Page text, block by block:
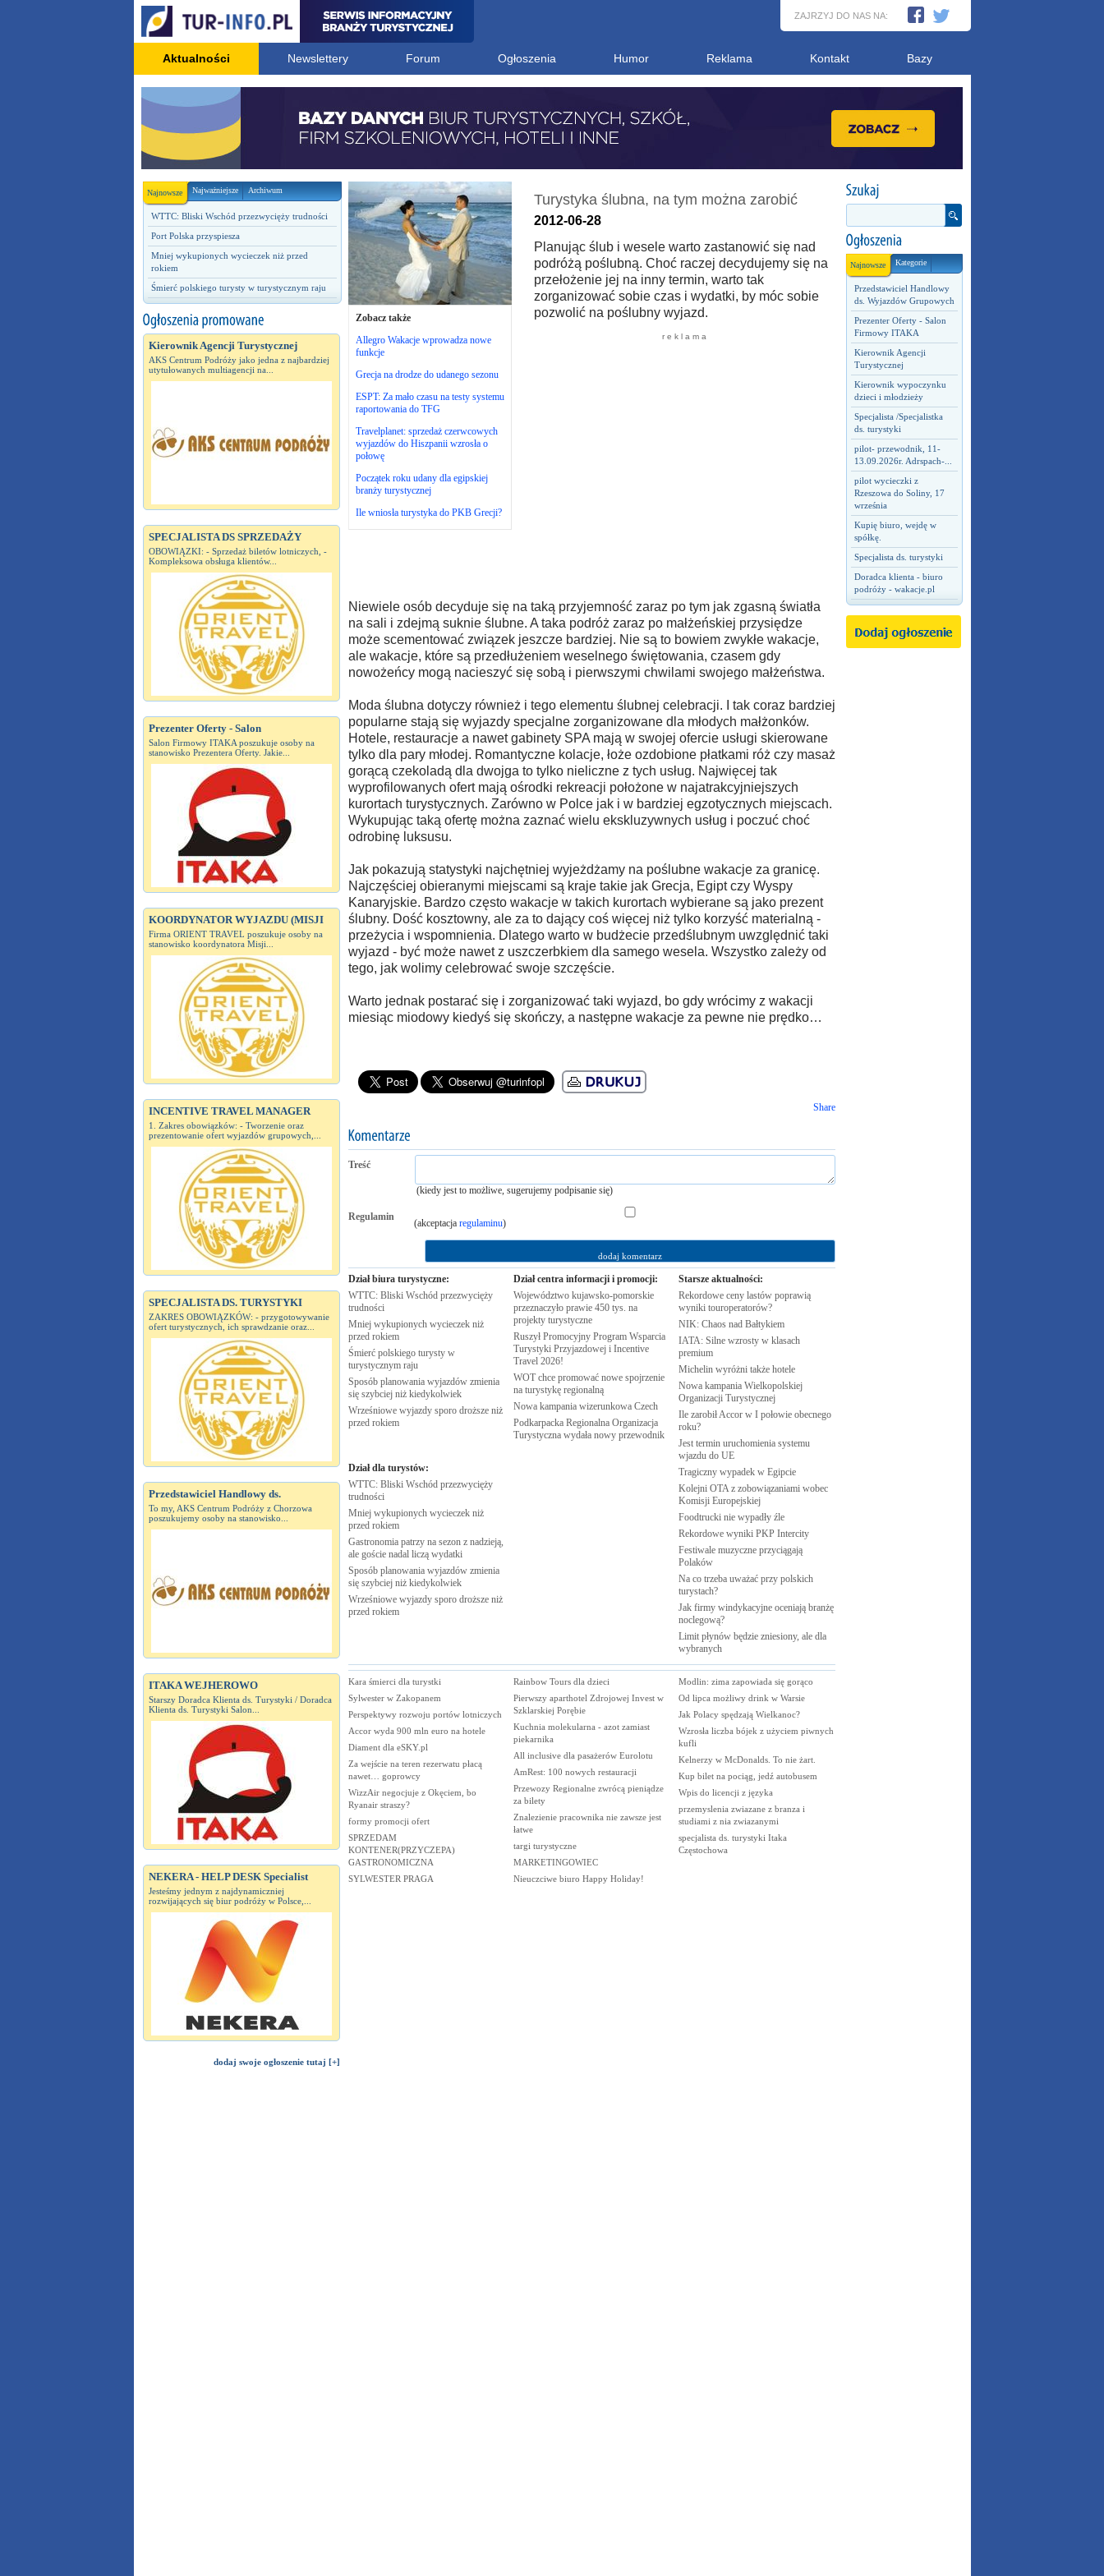
ZAJRZYJ DO NAS NA:
Aktualności Newslettery Forum Ogłoszenia Humor Reklama Kontakt Bazy
Najnowsze Najważniejsze Archiwum
WTTC: Bliski Wschód przezwycięży trudności
Port Polska przyspiesza
Mniej wykupionych wycieczek niż przed
rokiem
Śmierć polskiego turysty w turystycznym raju
Kierownik Agencji Turystycznej
AKS Centrum Podróży jako jedna z najbardziej
utytułowanych multiagencji na...
SPECJALISTA DS SPRZEDAŻY
OBOWIĄZKI: - Sprzedaż biletów lotniczych, -
Kompleksowa obsługa klientów...
Prezenter Oferty - Salon
Salon Firmowy ITAKA poszukuje osoby na
stanowisko Prezentera Oferty. Jakie...
KOORDYNATOR WYJAZDU (MISJI
Firma ORIENT TRAVEL poszukuje osoby na
stanowisko koordynatora Misji...
INCENTIVE TRAVEL MANAGER
1. Zakres obowiązków: - Tworzenie oraz
prezentowanie ofert wyjazdów grupowych,...
SPECJALISTA DS. TURYSTYKI
ZAKRES OBOWIĄZKÓW: - przygotowywanie
ofert turystycznych, ich sprawdzanie oraz...
Przedstawiciel Handlowy ds.
To my, AKS Centrum Podróży z Chorzowa
poszukujemy osoby na stanowisko...
ITAKA WEJHEROWO
Starszy Doradca Klienta ds. Turystyki / Doradca
Klienta ds. Turystyki Salon...
NEKERA - HELP DESK Specialist
Jesteśmy jednym z najdynamiczniej
rozwijających się biur podróży w Polsce,...
dodaj swoje ogłoszenie tutaj [+]
Najnowsze Kategorie
Przedstawiciel Handlowy
ds. Wyjazdów Grupowych
Prezenter Oferty - Salon
Firmowy ITAKA
Kierownik Agencji
Turystycznej
Kierownik wypoczynku
dzieci i młodzieży
Specjalista /Specjalistka
ds. turystyki
pilot- przewodnik, 11-
13.09.2026r. Adrspach-...
pilot wycieczki z
Rzeszowa do Soliny, 17
września
Kupię biuro, wejdę w
spółkę.
Specjalista ds. turystyki
Doradca klienta - biuro
podróży - wakacje.pl
Zobacz także
Allegro Wakacje wprowadza nowe
funkcje
Grecja na drodze do udanego sezonu
ESPT: Za mało czasu na testy systemu
raportowania do TFG
Travelplanet: sprzedaż czerwcowych
wyjazdów do Hiszpanii wzrosła o
połowę
Początek roku udany dla egipskiej
branży turystycznej
Ile wniosła turystyka do PKB Grecji?
Turystyka ślubna, na tym można zarobić
2012-06-28
Planując ślub i wesele warto zastanowić się nad
podróżą poślubną. Choć raczej decydujemy się na
przełożenie jej na inny termin, warto tak
zorganizować sobie czas i wydatki, by móc sobie
pozwolić na poślubny wyjazd.
r e k l a m a
Niewiele osób decyduje się na taką przyjemność zaraz po tym jak zgasną światła
na sali i zdejmą suknie ślubne. A taka podróż zaraz po małżeńskiej przysiędze
może scementować związek jeszcze bardziej. Nie są to bowiem zwykłe wakacje,
ale wakacje, które są przedłużeniem weselnego świętowania, czasem gdy
nowożeńcy mogą nacieszyć się sobą i pierwszymi chwilami swojego małżeństwa.
Moda ślubna dotyczy również i tego elementu ślubnej celebracji. I tak coraz bardziej
popularne stają się wyjazdy specjalne zorganizowane dla młodych małżonków.
Hotele, restauracje a nawet gabinety SPA mają w swojej ofercie usługi skierowane
tylko dla pary młodej. Romantyczne kolacje, łoże ozdobione płatkami róż czy masaż
gorącą czekoladą dla dwojga to tylko nieliczne z tych usług. Najwięcej tak
wyprofilowanych ofert mają ośrodki rekreacji położone w najatrakcyjniejszych
kurortach turystycznych. Zarówno w Polce jak i w bardziej egzotycznych miejscach.
Wykupując taką ofertę można zaznać wielu ekskluzywnych usług i poczuć choć
odrobinę luksusu.
Jak pokazują statystyki najchętniej wyjeżdżamy na poślubne wakacje za granicę.
Najczęściej obieranymi miejscami są kraje takie jak Grecja, Egipt czy Wyspy
Kanaryjskie. Bardzo często wakacje w takich kurortach wybierane są jako prezent
ślubny. Dość kosztowny, ale za to dający coś więcej niż tylko korzyść materialną -
przeżycia i wspomnienia. Dlatego warto w budżecie przedślubnym uwzględnić taki
wyjazd - być może nawet z uszczerbkiem dla samego wesela. Wszystko zależy od
tego, jak wolimy celebrować swoje szczęście.
Warto jednak postarać się i zorganizować taki wyjazd, bo gdy wrócimy z wakacji
miesiąc miodowy kiedyś się skończy, a następne wakacje za pewne nie prędko…
Share
Treść
(kiedy jest to możliwe, sugerujemy podpisanie się)
Regulamin
(akceptacja regulaminu)
Dział biura turystyczne:
WTTC: Bliski Wschód przezwycięży
trudności
Mniej wykupionych wycieczek niż
przed rokiem
Śmierć polskiego turysty w
turystycznym raju
Sposób planowania wyjazdów zmienia
się szybciej niż kiedykolwiek
Wrześniowe wyjazdy sporo droższe niż
przed rokiem
Dział dla turystów:
WTTC: Bliski Wschód przezwycięży
trudności
Mniej wykupionych wycieczek niż
przed rokiem
Gastronomia patrzy na sezon z nadzieją,
ale goście nadal liczą wydatki
Sposób planowania wyjazdów zmienia
się szybciej niż kiedykolwiek
Wrześniowe wyjazdy sporo droższe niż
przed rokiem
Dział centra informacji i promocji:
Województwo kujawsko-pomorskie
przeznaczyło prawie 450 tys. na
projekty turystyczne
Ruszył Promocyjny Program Wsparcia
Turystyki Przyjazdowej i Incentive
Travel 2026!
WOT chce promować nowe spojrzenie
na turystykę regionalną
Nowa kampania wizerunkowa Czech
Podkarpacka Regionalna Organizacja
Turystyczna wydała nowy przewodnik
Starsze aktualności:
Rekordowe ceny lastów poprawią
wyniki touroperatorów?
NIK: Chaos nad Bałtykiem
IATA: Silne wzrosty w klasach
premium
Michelin wyróżni także hotele
Nowa kampania Wielkopolskiej
Organizacji Turystycznej
Ile zarobił Accor w I połowie obecnego
roku?
Jest termin uruchomienia systemu
wjazdu do UE
Tragiczny wypadek w Egipcie
Kolejni OTA z zobowiązaniami wobec
Komisji Europejskiej
Foodtrucki nie wypadły źle
Rekordowe wyniki PKP Intercity
Festiwale muzyczne przyciągają
Polaków
Na co trzeba uważać przy polskich
turystach?
Jak firmy windykacyjne oceniają branżę
noclegową?
Limit płynów będzie zniesiony, ale dla
wybranych
Kara śmierci dla turystki
Sylwester w Zakopanem
Perspektywy rozwoju portów lotniczych
Accor wyda 900 mln euro na hotele
Diament dla eSKY.pl
Za wejście na teren rezerwatu płacą
nawet… goprowcy
WizzAir negocjuje z Okęciem, bo
Ryanair straszy?
formy promocji ofert
SPRZEDAM
KONTENER(PRZYCZEPA)
GASTRONOMICZNA
SYLWESTER PRAGA
Rainbow Tours dla dzieci
Pierwszy aparthotel Zdrojowej Invest w
Szklarskiej Porębie
Kuchnia molekularna - azot zamiast
piekarnika
All inclusive dla pasażerów Eurolotu
AmRest: 100 nowych restauracji
Przewozy Regionalne zwrócą pieniądze
za bilety
Znalezienie pracownika nie zawsze jest
łatwe
targi turystyczne
MARKETINGOWIEC
Nieuczciwe biuro Happy Holiday!
Modlin: zima zapowiada się gorąco
Od lipca możliwy drink w Warsie
Jak Polacy spędzają Wielkanoc?
Wzrosła liczba bójek z użyciem piwnych
kufli
Kelnerzy w McDonalds. To nie żart.
Kup bilet na pociąg, jedź autobusem
Wpis do licencji z języka
przemyslenia zwiazane z branza i
studiami z nia zwiazanymi
specjalista ds. turystyki Itaka
Częstochowa